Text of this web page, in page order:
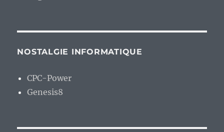
NOSTALGIE INFORMATIQUE
CPC-Power
Genesis8